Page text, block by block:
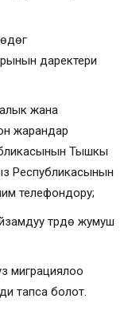
даректери
жана
жарандар
Тышкы
Республикасынын
телефондору;
түрдө жумуш
миграциялоо
тапса болот.